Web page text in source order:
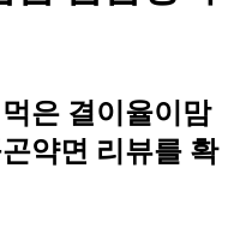
은 결이율이맘
약면 리뷰를 확